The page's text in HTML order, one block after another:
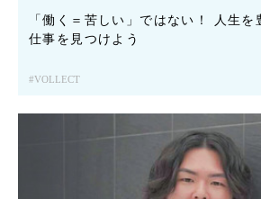
「働く＝苦しい」ではない！ 人生
仕事を見つけよう
VOLLECT